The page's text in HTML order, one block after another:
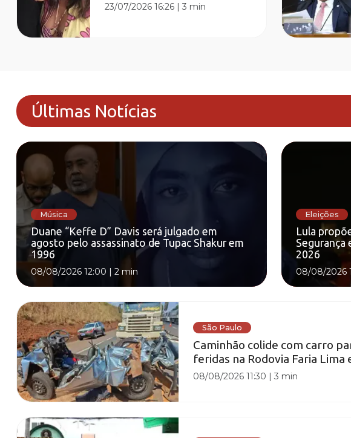
23/07/2026 16:26 |3 min
Últimas Notícias
Música
Duane “Keffe D” Davis será julgado em
agosto pelo assassinato de Tupac Shakur em
1996
08/08/2026 12:00 | 2 min
Eleições
Lula
Segurança
2026
08/08/2026
São Paulo
Caminhão colide com carro
feridas na Rodovia Faria Lima
08/08/2026 11:30 |3 min